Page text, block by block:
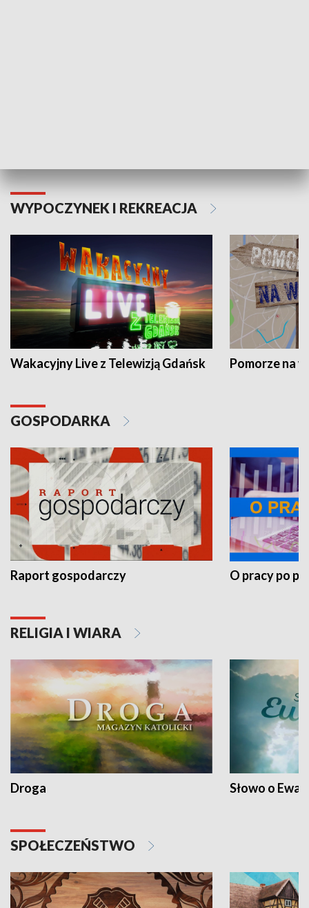
WYPOCZYNEK I REKREACJA
Wakacyjny Live z Telewizją Gdańsk Pomorze na
GOSPODARKA
Raport gospodarczy O pracy po
RELIGIA I WIARA
Droga Słowo o
SPOŁECZEŃSTWO